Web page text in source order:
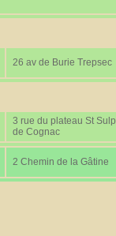
26 av de Burie Trepsec
3 rue du plateau St
de Cognac
2 Chemin de la Gâtine